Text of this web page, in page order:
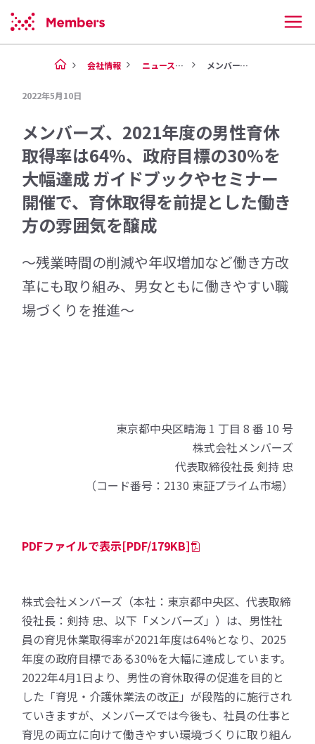
会社情報 ニュース（2022年） メンバーズ、2021年度の男性...
2022年5月10日
メンバーズ、2021年度の男性育休
取得率は64%、政府目標の30%を
大幅達成 ガイドブックやセミナー
開催で、育休取得を前提とした働き
方の雰囲気を醸成
～残業時間の削減や年収増加など働き方改
革にも取り組み、男女ともに働きやすい職
場づくりを推進～
東京都中央区晴海 1 丁目 8 番 10 号
株式会社メンバーズ
代表取締役社長 剣持 忠
（コード番号：2130 東証プライム市場）
PDFファイルで表示[PDF/179KB]
株式会社メンバーズ（本社：東京都中央区、代表取締
役社長：剣持 忠、以下「メンバーズ」）は、男性社
員の育児休業取得率が2021年度は64%となり、2025
年度の政府目標である30%を大幅に達成しています。
2022年4月1日より、男性の育休取得の促進を目的と
した「育児・介護休業法の改正」が段階的に施行され
ていきますが、メンバーズでは今後も、社員の仕事と
育児の両立に向けて働きやすい環境づくりに取り組ん